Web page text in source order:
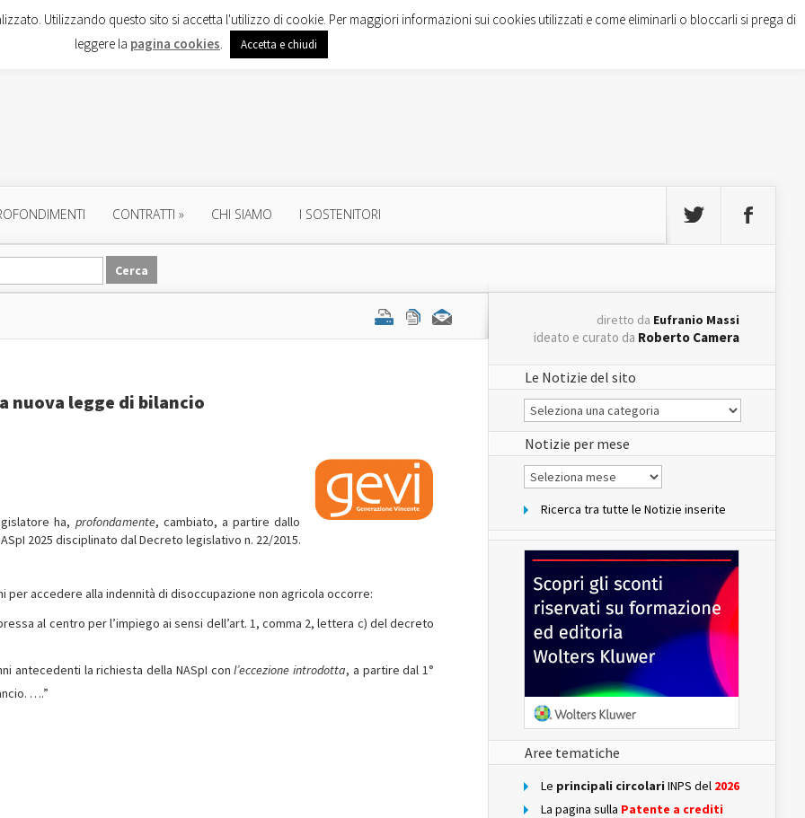
CONTRATTI » CHI SIAMO I SOSTENITORI
nuova legge di bilancio
ha, profondamente, cambiato, a partire dallo
2025 disciplinato dal Decreto legislativo n. 22/2015.
per accedere alla indennità di disoccupazione non agricola occorre:
al centro per l’impiego ai sensi dell’art. 1, comma 2, lettera c) del decreto
antecedenti la richiesta della NASpI conl’eccezione introdotta, a partire dal 1°
….”
diretto da Eufranio Massi
ideato e curato da Roberto Camera
Le Notizie del sito
Le
Notizie
del
sito
Notizie per mese
Notizie
per
Ricerca tra tutte le Notizie inserite
Aree tematiche
Le principali circolari INPS del 2026
La pagina sulla Patente a crediti
Utilizzando questo sito si accetta l'utilizzo di cookie. Per maggiori informazioni sui cookies utilizzati e come eliminarli o bloccarli si prega di
leggere la pagina cookies. Accetta e chiudi